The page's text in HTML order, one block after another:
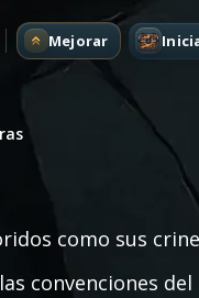
Mejorar
como sus
convenciones